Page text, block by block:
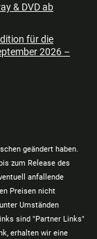
& DVD ab
für die
2026 –
geändert haben.
zum Release des
anfallende
Preisen nicht
Umständen
sind "Partner Links"
erhalten wir eine